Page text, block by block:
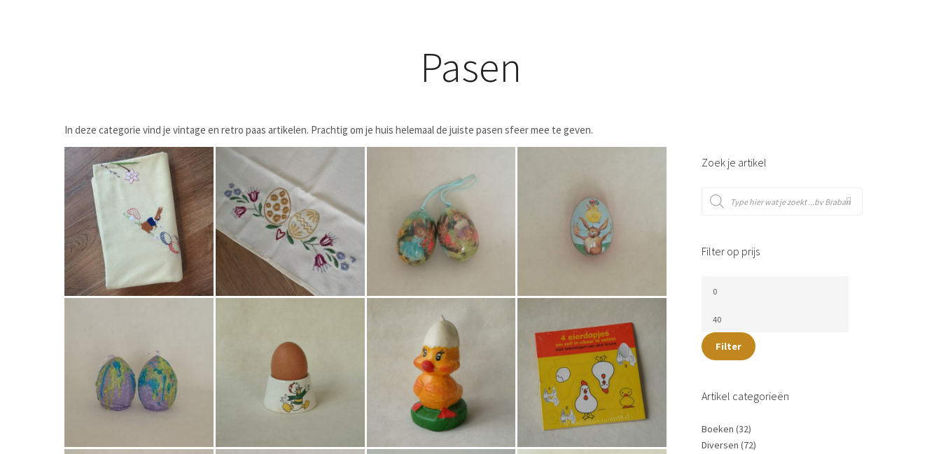
Pasen
In deze categorie vind je vintage en retro paas artikelen. Prachtig om je huis helemaal de juiste pasen sfeer mee te geven.
34,50 €7,50 €6,50 €9,50
€4,50 €2,50
€4,50 €2,50
Zoek je artikel
Filter op prijs
Filter
Artikel categorieën
Boeken (32)
Diversen (72)